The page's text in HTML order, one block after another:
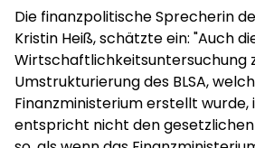
Die finanzpolitische Sprecherin
Kristin Heiß, schätzte ein: "Auch
Wirtschaftlichkeitsuntersuchung
Umstrukturierung des BLSA,
Finanzministerium erstellt wurde,
entspricht nicht den